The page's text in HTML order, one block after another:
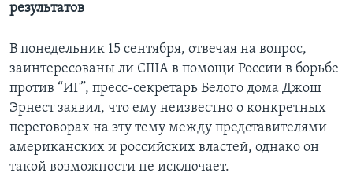
результатов
В понедельник 15 сентября, отвечая на вопрос,
заинтересованы ли США в помощи России в борьбе
против “ИГ”, пресс-секретарь Белого дома Джош
Эрнест заявил, что ему неизвестно о конкретных
переговорах на эту тему между представителями
американских и российских властей, однако он
такой возможности не исключает.